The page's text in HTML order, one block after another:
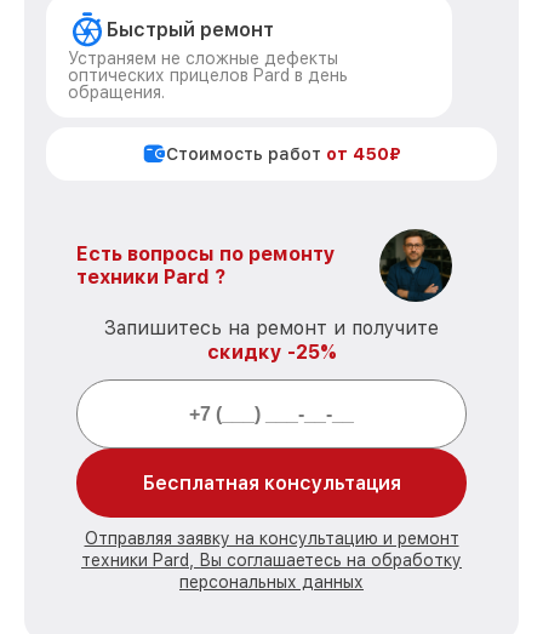
Быстрый ремонт
Устраняем не сложные дефекты
оптических прицелов Pard в день
обращения.
Стоимость работ от 450₽
Есть вопросы по ремонту
техники Pard ?
Запишитесь на ремонт и получите
скидку -25%
Бесплатная консультация
Отправляя заявку на консультацию и ремонт
техники Pard, Вы соглашаетесь на обработку
персональных данных